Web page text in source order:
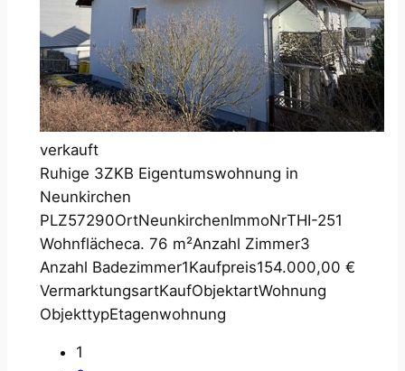
verkauft
Ruhige 3ZKB Eigentumswohnung in
Neunkirchen
PLZ57290OrtNeunkirchenImmoNrTHI-251
Wohnflächeca. 76 m²Anzahl Zimmer3
Anzahl Badezimmer1Kaufpreis154.000,00 €
VermarktungsartKaufObjektartWohnung
ObjekttypEtagenwohnung
1